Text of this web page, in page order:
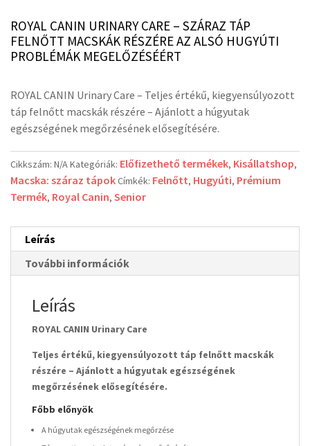
ROYAL CANIN URINARY CARE – SZÁRAZ TÁP
FELNŐTT MACSKÁK RÉSZÉRE AZ ALSÓ HUGYÚTI
PROBLÉMÁK MEGELŐZÉSÉÉRT
ROYAL CANIN Urinary Care – Teljes értékű, kiegyensúlyozott
táp felnőtt macskák részére – Ajánlott a húgyutak
egészségének megőrzésének elősegítésére.
Cikkszám: N/AKategóriák: Előfizethető termékek, Kisállatshop,
Macska: száraz tápokCímkék: Felnőtt, Hugyúti, Prémium
Termék, Royal Canin, Senior
Leírás
További információk
Leírás
ROYAL CANIN Urinary Care
Teljes értékű, kiegyensúlyozott táp felnőtt macskák
részére – Ajánlott a húgyutak egészségének
megőrzésének elősegítésére.
Főbb előnyök
A húgyutak egészségének megőrzése